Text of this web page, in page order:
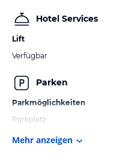
Hotel Services
Lift
Verfügbar
Parken
Parkmöglichkeiten
Parkplatz
Mehr anzeigen